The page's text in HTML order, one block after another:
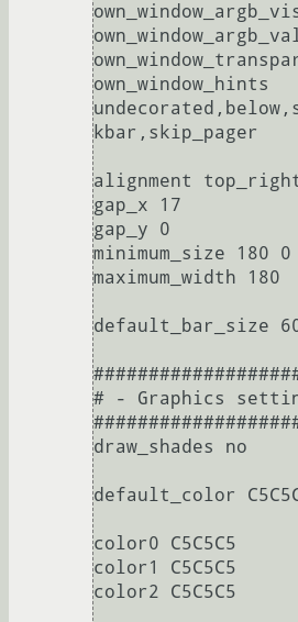
own_window_hints
kbar,skip_pager
alignment
gap_x 17
gap_y 0
minimum_size 180 0
maximum_width 180
default_bar_size
# - Graphics
draw_shades no
default_color
color0 C5C5C5
color1 C5C5C5
color2 C5C5C5